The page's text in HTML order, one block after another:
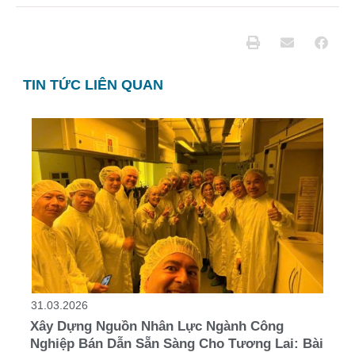
TIN TỨC LIÊN QUAN
31.03.2026
Xây Dựng Nguồn Nhân Lực Ngành Công
Nghiệp Bán Dẫn Sẵn Sàng Cho Tương Lai: Bài